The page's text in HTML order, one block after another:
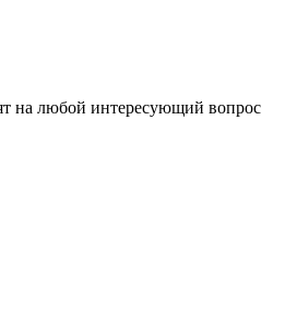
на любой интересующий вопрос